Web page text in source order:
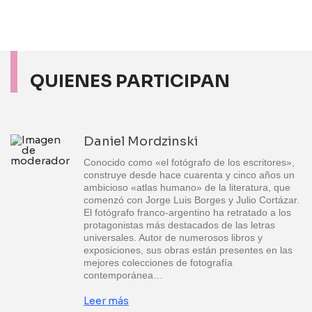
QUIENES PARTICIPAN
Daniel Mordzinski
Conocido como «el fotógrafo de los escritores»,
construye desde hace cuarenta y cinco años un
ambicioso «atlas humano» de la literatura, que
comenzó con Jorge Luis Borges y Julio Cortázar.
El fotógrafo franco-argentino ha retratado a los
protagonistas más destacados de las letras
universales. Autor de numerosos libros y
exposiciones, sus obras están presentes en las
mejores colecciones de fotografía
contemporánea…
Leer más